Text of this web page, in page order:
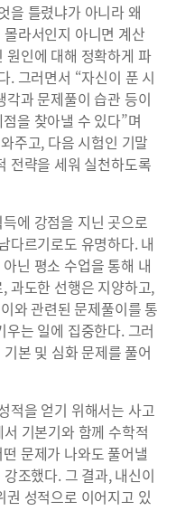
을 틀렸냐가 아니라 왜
라서인지 아니면 계산
원인에 대해 정확하게 파
. 그러면서 “자신이 푼 시
과 문제풀이 습관 등이
을 찾아낼 수 있다”며
주고, 다음 시험인 기말
전략을 세워 실천하도록
에 강점을 지닌 곳으로
다르기로도 유명하다. 내
닌 평소 수업을 통해 내
과도한 선행은 지양하고,
와 관련된 문제풀이를 통
는 일에 집중한다. 그러
본 및 심화 문제를 풀어
적을 얻기 위해서는 사고
기본기와 함께 수학적
문제가 나와도 풀어낼
조했다. 그 결과, 내신이
성적으로 이어지고 있